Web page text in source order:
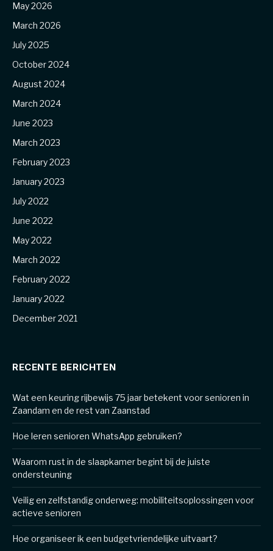
May 2026
March 2026
July 2025
October 2024
August 2024
March 2024
June 2023
March 2023
February 2023
January 2023
July 2022
June 2022
May 2022
March 2022
February 2022
January 2022
December 2021
RECENTE BERICHTEN
Wat een keuring rijbewijs 75 jaar betekent voor senioren in
Zaandam en de rest van Zaanstad
Hoe leren senioren WhatsApp gebruiken?
Waarom rust in de slaapkamer begint bij de juiste
ondersteuning
Veilig en zelfstandig onderweg: mobiliteitsoplossingen voor
actieve senioren
Hoe organiseer ik een budgetvriendelijke uitvaart?